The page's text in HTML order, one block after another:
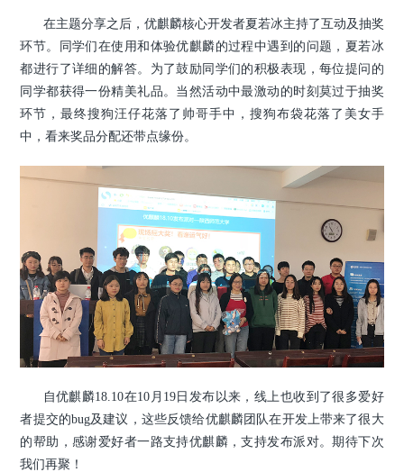
在主题分享之后，优麒麟核心开发者夏若冰主持了互动及抽奖
环节。同学们在使用和体验优麒麟的过程中遇到的问题 ，夏若冰
都进行了详细的解答。为了鼓励同学们的积极表现，每位提问的
同学都获得一份精美礼品。当然活动中最激动的时刻莫过于抽奖
环节，最终搜狗汪仔花落了帅哥手中，搜狗布袋花落了美女手
中，看来奖品分配还带点缘份。
自优麒麟18.10在10月19日发布以来，线上也收到了很多爱好
者提交的bug及建议，这些反馈给优麒麟团队在开发上带来了很大
的帮助，感谢爱好者一路支持优麒麟，支持发布派对。期待下次
我们再聚！